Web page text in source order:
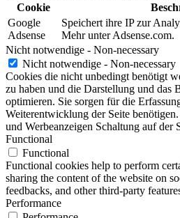
Cookie
Google
Adsense
Speichert ihre IP zur
Mehr unter Adsense.com.
Nicht notwendige - Non-necessary
Nicht notwendige - Non-necessary
Cookies die nicht unbedingt benötigt
zu haben und die Darstellung und das
optimieren. Sie sorgen für die
Weiterentwicklung der Seite
und Werbeanzeigen Schaltung auf der
Functional
Functional
Functional cookies help to perform
sharing the content of the website on
feedbacks, and other third-party
Performance